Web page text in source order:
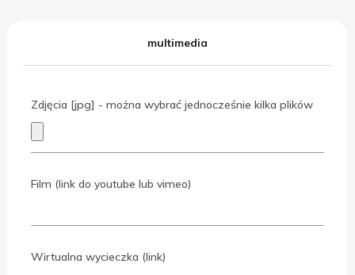
multimedia
Zdjęcia [jpg] - można wybrać jednocześnie kilka plików
Film (link do youtube lub vimeo)
Wirtualna wycieczka (link)